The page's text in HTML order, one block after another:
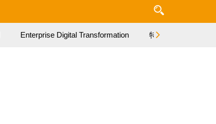
Enterprise Digital Transformation 特集